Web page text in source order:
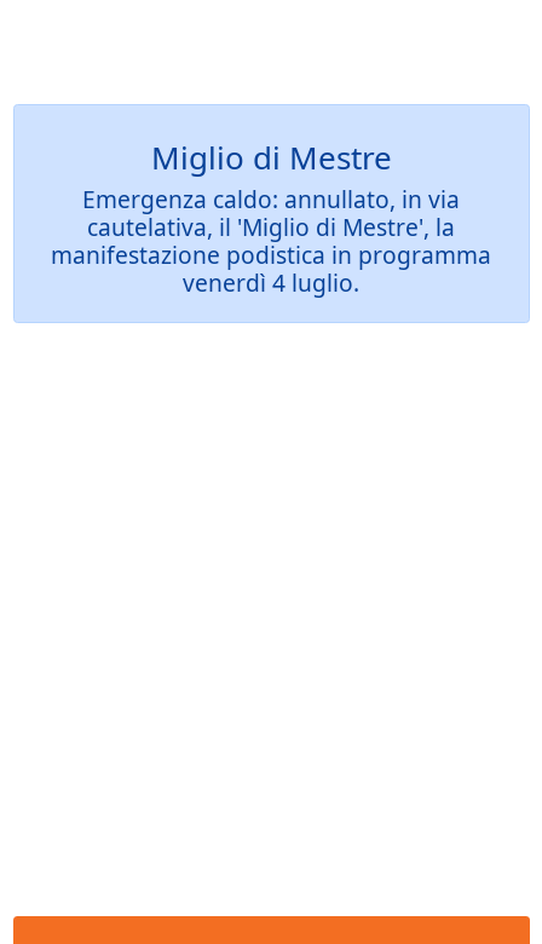
Miglio di Mestre
Emergenza caldo: annullato, in via
cautelativa, il 'Miglio di Mestre', la
manifestazione podistica in programma
venerdì 4 luglio.